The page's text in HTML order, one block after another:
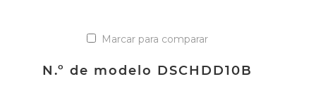
Marcar para comparar
N.º de modelo DSCHDD10B